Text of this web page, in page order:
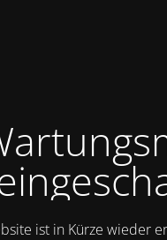
ist in Kürze wieder